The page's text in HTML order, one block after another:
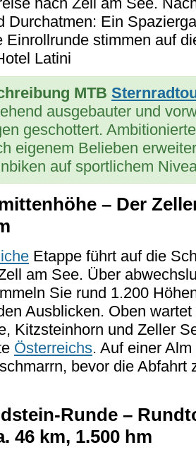
Durchatmen: Ein
Einrollrunde stimmen auf
Latini
MTB
ausgebauter und
geschottert.
eigenem Belieben
auf sportlichem
– Der
Etappe führt auf die
am See. Über
Sie rund 1.200
Ausblicken. Oben
Kitzsteinhorn und Zeller
Österreichs. Auf einer
bevor die Abfahrt
Runde –
46 km, 1.500 hm